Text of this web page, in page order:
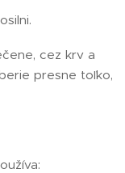
cez krv a
presne toľko,